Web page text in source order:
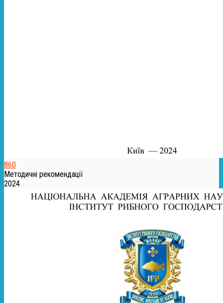
860
Методичні рекомендації
2024